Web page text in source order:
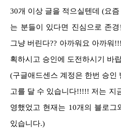
30개 이상 글을 적으실텐데 (요
는 분들이 있다면 진심으로 존
그냥 버린다?? 아까워요 아까워
획하시고 승인에 도전하시기 바
(구글애드센스 계정은 한번 승인
고를 달 수 있습니다!!!!! 저는 지
영했었고 현재는 10개의 블로그
있습니다.)